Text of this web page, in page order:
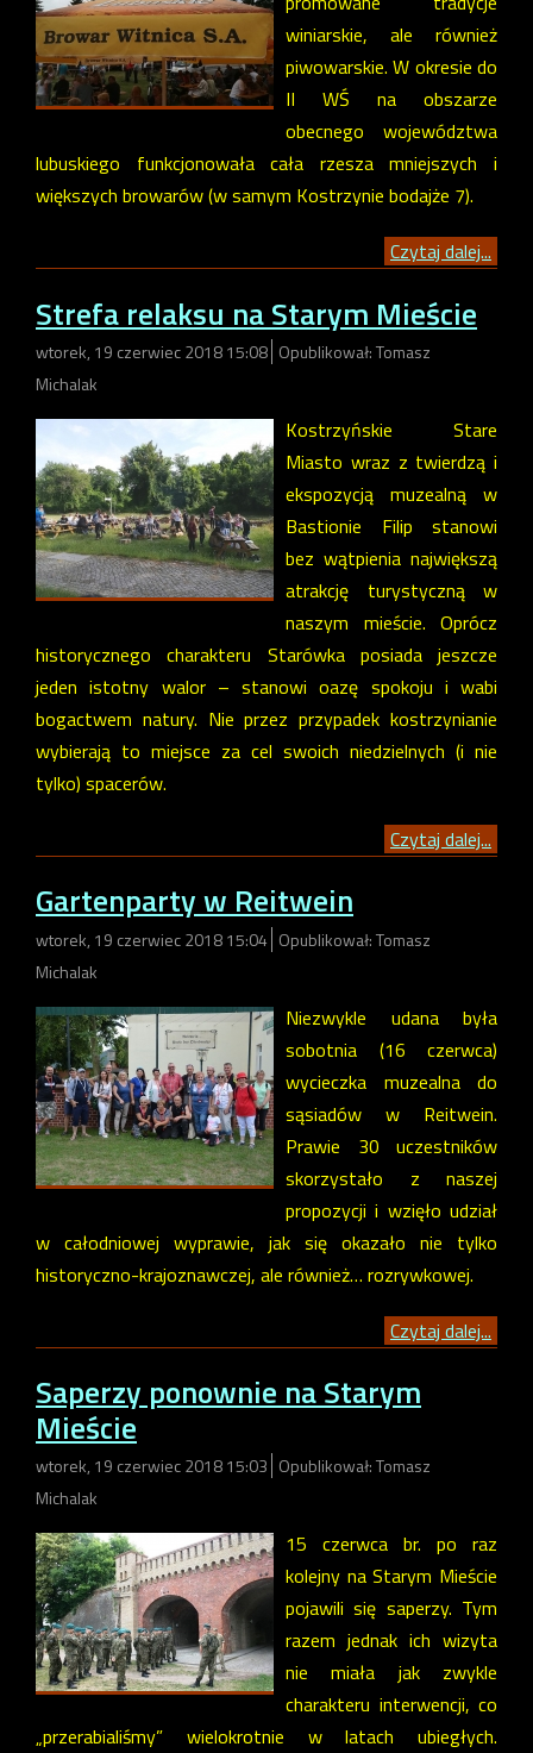
winiarskie, ale również
piwowarskie. W okresie do
II WŚ na obszarze
obecnego województwa
lubuskiego funkcjonowała cała rzesza mniejszych i
większych browarów (w samym Kostrzynie bodajże 7).
Czytaj dalej...
Strefa relaksu na Starym Mieście
wtorek, 19 czerwiec 2018 15:08 Opublikował: Tomasz
Michalak
Kostrzyńskie Stare
Miasto wraz z twierdzą i
ekspozycją muzealną w
Bastionie Filip stanowi
bez wątpienia największą
atrakcję turystyczną w
naszym mieście. Oprócz
historycznego charakteru Starówka posiada jeszcze
jeden istotny walor – stanowi oazę spokoju i wabi
bogactwem natury. Nie przez przypadek kostrzynianie
wybierają to miejsce za cel swoich niedzielnych (i nie
tylko) spacerów.
Czytaj dalej...
Gartenparty w Reitwein
wtorek, 19 czerwiec 2018 15:04 Opublikował: Tomasz
Michalak
Niezwykle udana była
sobotnia (16 czerwca)
wycieczka muzealna do
sąsiadów w Reitwein.
Prawie 30 uczestników
skorzystało z naszej
propozycji i wzięło udział
w całodniowej wyprawie, jak się okazało nie tylko
historyczno-krajoznawczej, ale również… rozrywkowej.
Czytaj dalej...
Saperzy ponownie na Starym
Mieście
wtorek, 19 czerwiec 2018 15:03 Opublikował: Tomasz
Michalak
15 czerwca br. po raz
kolejny na Starym Mieście
pojawili się saperzy. Tym
razem jednak ich wizyta
nie miała jak zwykle
charakteru interwencji, co
„przerabialiśmy” wielokrotnie w latach ubiegłych.